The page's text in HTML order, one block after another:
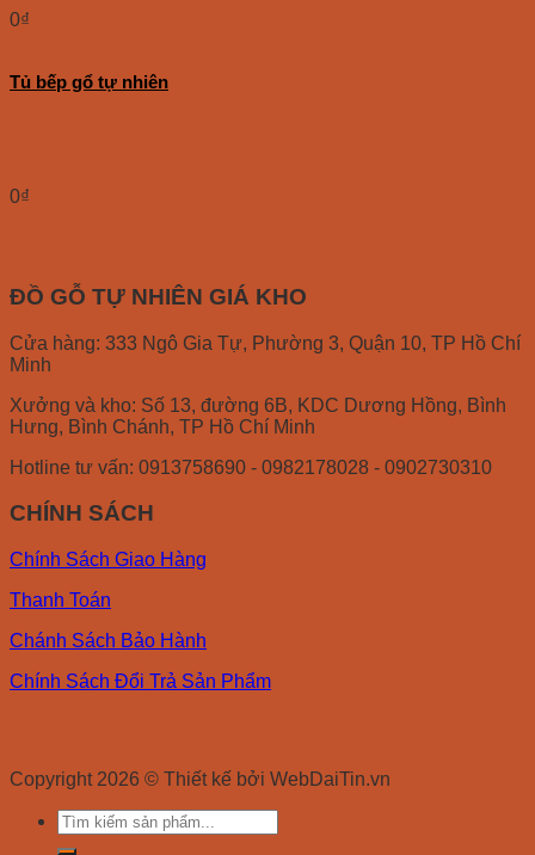
0₫
Tủ bếp gổ tự nhiên
0₫
ĐỒ GỖ TỰ NHIÊN GIÁ KHO
Cửa hàng: 333 Ngô Gia Tự, Phường 3, Quận 10, TP Hồ Chí
Minh
Xưởng và kho: Số 13, đường 6B, KDC Dương Hồng, Bình
Hưng, Bình Chánh, TP Hồ Chí Minh
Hotline tư vấn: 0913758690 - 0982178028 - 0902730310
CHÍNH SÁCH
Chính Sách Giao Hàng
Thanh Toán
Chánh Sách Bảo Hành
Chính Sách Đổi Trả Sản Phẩm
Copyright 2026 © Thiết kế bởi WebDaiTin.vn
Search
for: